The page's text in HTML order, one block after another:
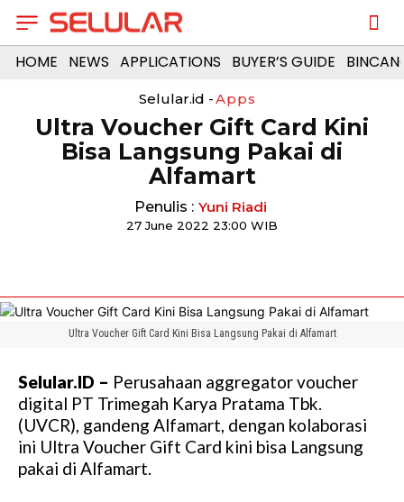
HOME NEWS APPLICATIONS BUYER’S GUIDE
Selular.id -Apps
Ultra Voucher Gift Card Kini
Bisa Langsung Pakai di
Alfamart
Penulis : Yuni Riadi
27 June 2022 23:00 WIB
Ultra Voucher Gift Card Kini Bisa Langsung Pakai di Alfamart
Selular.ID – Perusahaan aggregator voucher
digital PT Trimegah Karya Pratama Tbk.
(UVCR), gandeng Alfamart, dengan kolaborasi
ini Ultra Voucher Gift Card kini bisa Langsung
pakai di Alfamart.